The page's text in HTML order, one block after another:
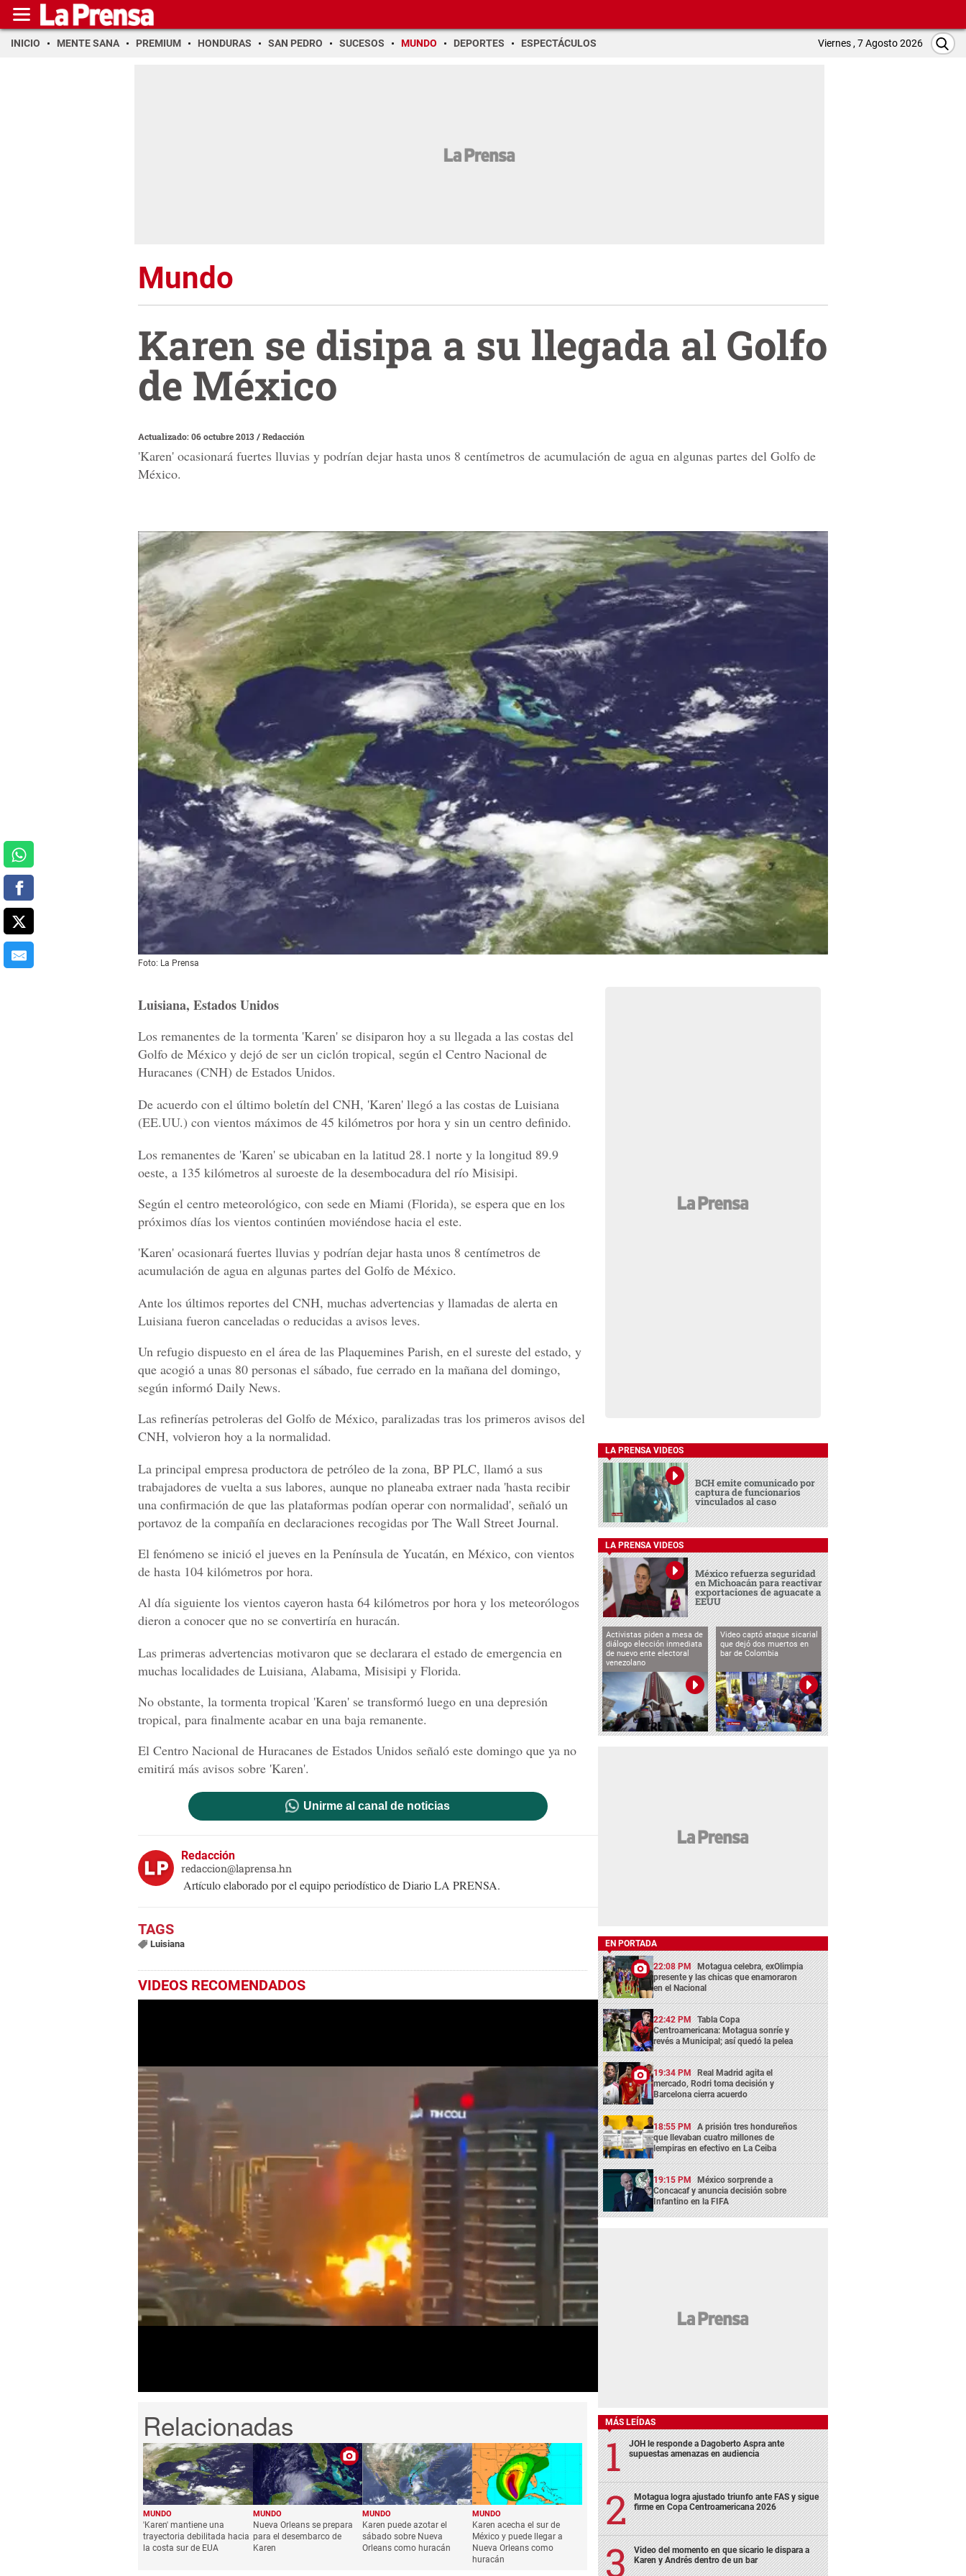
INICIO MENTE SANA PREMIUM HONDURAS SAN PEDRO SUCESOS MUNDO DEPORTES ESPECTÁCULOS Viernes , 7 Agosto 2026
Mundo
Karen se disipa a su llegada al Golfo
de México
Actualizado: 06 octubre 2013/Redacción
'Karen' ocasionará fuertes lluvias y podrían dejar hasta unos 8 centímetros de acumulación de agua en algunas partes del Golfo de
México.
Foto: La Prensa
Luisiana, Estados Unidos
Los remanentes de la tormenta 'Karen' se disiparon hoy a su llegada a las costas del
Golfo de México y dejó de ser un ciclón tropical, según el Centro Nacional de
Huracanes (CNH) de Estados Unidos.
De acuerdo con el último boletín del CNH, 'Karen' llegó a las costas de Luisiana
(EE.UU.) con vientos máximos de 45 kilómetros por hora y sin un centro definido.
Los remanentes de 'Karen' se ubicaban en la latitud 28.1 norte y la longitud 89.9
oeste, a 135 kilómetros al suroeste de la desembocadura del río Misisipi.
Según el centro meteorológico, con sede en Miami (Florida), se espera que en los
próximos días los vientos continúen moviéndose hacia el este.
'Karen' ocasionará fuertes lluvias y podrían dejar hasta unos 8 centímetros de
acumulación de agua en algunas partes del Golfo de México.
Ante los últimos reportes del CNH, muchas advertencias y llamadas de alerta en
Luisiana fueron canceladas o reducidas a avisos leves.
Un refugio dispuesto en el área de las Plaquemines Parish, en el sureste del estado, y
que acogió a unas 80 personas el sábado, fue cerrado en la mañana del domingo,
según informó Daily News.
Las refinerías petroleras del Golfo de México, paralizadas tras los primeros avisos del
CNH, volvieron hoy a la normalidad.
La principal empresa productora de petróleo de la zona, BP PLC, llamó a sus
trabajadores de vuelta a sus labores, aunque no planeaba extraer nada 'hasta recibir
una confirmación de que las plataformas podían operar con normalidad', señaló un
portavoz de la compañía en declaraciones recogidas por The Wall Street Journal.
El fenómeno se inició el jueves en la Península de Yucatán, en México, con vientos
de hasta 104 kilómetros por hora.
Al día siguiente los vientos cayeron hasta 64 kilómetros por hora y los meteorólogos
dieron a conocer que no se convertiría en huracán.
Las primeras advertencias motivaron que se declarara el estado de emergencia en
muchas localidades de Luisiana, Alabama, Misisipi y Florida.
No obstante, la tormenta tropical 'Karen' se transformó luego en una depresión
tropical, para finalmente acabar en una baja remanente.
El Centro Nacional de Huracanes de Estados Unidos señaló este domingo que ya no
emitirá más avisos sobre 'Karen'.
Unirme al canal de noticias
Redacción
redaccion@laprensa.hn
Artículo elaborado por el equipo periodístico de Diario LA PRENSA.
Luisiana
VIDEOS RECOMENDADOS
0
seconds
of
1
minute,
38
MUNDO
'Karen' mantiene una
trayectoria debilitada hacia
la costa sur de EUA
MUNDO
Nueva Orleans se prepara
para el desembarco de
Karen
MUNDO
Karen puede azotar el
sábado sobre Nueva
Orleans como huracán
MUNDO
Karen acecha el sur de
México y puede llegar a
Nueva Orleans como
huracán
LA PRENSA VIDEOS
BCH emite comunicado por
captura de funcionarios
vinculados al caso
LA PRENSA VIDEOS
México refuerza seguridad
en Michoacán para reactivar
exportaciones de aguacate a
EEUU
Activistas piden a mesa de
diálogo elección inmediata
de nuevo ente electoral
venezolano
Video captó ataque sicarial
que dejó dos muertos en
bar de Colombia
EN PORTADA
22:08 PM Motagua celebra, exOlimpia
presente y las chicas que enamoraron
en el Nacional
22:42 PM Tabla Copa
Centroamericana: Motagua sonríe y
revés a Municipal; así quedó la pelea
19:34 PM Real Madrid agita el
mercado, Rodri toma decisión y
Barcelona cierra acuerdo
18:55 PM A prisión tres hondureños
que llevaban cuatro millones de
lempiras en efectivo en La Ceiba
19:15 PM México sorprende a
Concacaf y anuncia decisión sobre
Infantino en la FIFA
MÁS LEÍDAS
JOH le responde a Dagoberto Aspra ante
supuestas amenazas en audiencia
Motagua logra ajustado triunfo ante FAS y sigue
firme en Copa Centroamericana 2026
Video del momento en que sicario le dispara a
Karen y Andrés dentro de un bar